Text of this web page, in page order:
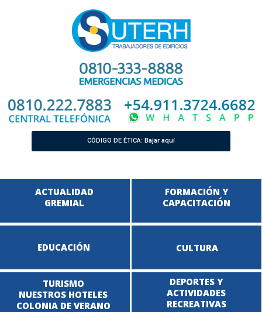
CÓDIGO DE ÉTICA: Bajar aquí
ACTUALIDAD
GREMIAL
EDUCACIÓN CULTURA
TURISMO
NUESTROS HOTELES
COLONIA DE VERANO
DEPORTES Y
ACTIVIDADES
RECREATIVAS
FORMACIÓN Y
CAPACITACIÓN